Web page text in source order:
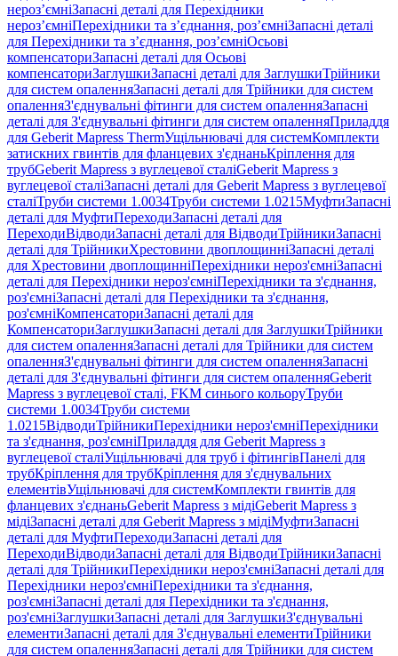
нероз’ємніЗапасні деталі для Перехідники
нероз’ємніПерехідники та з’єднання, роз’ємніЗапасні деталі
для Перехідники та з’єднання, роз’ємніОсьові
компенсаториЗапасні деталі для Осьові
компенсаториЗаглушкиЗапасні деталі для ЗаглушкиТрійники
для систем опаленняЗапасні деталі для Трійники для систем
опаленняЗ'єднувальні фітинги для систем опаленняЗапасні
деталі для З'єднувальні фітинги для систем опаленняПриладдя
для Geberit Mapress ThermУщільнювачі для системКомплекти
затискних гвинтів для фланцевих з'єднаньКріплення для
трубGeberit Mapress з вуглецевої сталіGeberit Mapress з
вуглецевої сталіЗапасні деталі для Geberit Mapress з вуглецевої
сталіТруби системи 1.0034Труби системи 1.0215МуфтиЗапасні
деталі для МуфтиПереходиЗапасні деталі для
ПереходиВідводиЗапасні деталі для ВідводиТрійникиЗапасні
деталі для ТрійникиХрестовини двоплощинніЗапасні деталі
для Хрестовини двоплощинніПерехідники нероз'ємніЗапасні
деталі для Перехідники нероз'ємніПерехідники та з'єднання,
роз'ємніЗапасні деталі для Перехідники та з'єднання,
роз'ємніКомпенсаториЗапасні деталі для
КомпенсаториЗаглушкиЗапасні деталі для ЗаглушкиТрійники
для систем опаленняЗапасні деталі для Трійники для систем
опаленняЗ'єднувальні фітинги для систем опаленняЗапасні
деталі для З'єднувальні фітинги для систем опаленняGeberit
Mapress з вуглецевої сталі, FKM синього кольоруТруби
системи 1.0034Труби системи
1.0215ВідводиТрійникиПерехідники нероз'ємніПерехідники
та з'єднання, роз'ємніПриладдя для Geberit Mapress з
вуглецевої сталіУщільнювачі для труб і фітингівПанелі для
трубКріплення для трубКріплення для з'єднувальних
елементівУщільнювачі для системКомплекти гвинтів для
фланцевих з'єднаньGeberit Mapress з мідіGeberit Mapress з
мідіЗапасні деталі для Geberit Mapress з мідіМуфтиЗапасні
деталі для МуфтиПереходиЗапасні деталі для
ПереходиВідводиЗапасні деталі для ВідводиТрійникиЗапасні
деталі для ТрійникиПерехідники нероз'ємніЗапасні деталі для
Перехідники нероз'ємніПерехідники та з'єднання,
роз'ємніЗапасні деталі для Перехідники та з'єднання,
роз'ємніЗаглушкиЗапасні деталі для ЗаглушкиЗ'єднувальні
елементиЗапасні деталі для З'єднувальні елементиТрійники
для систем опаленняЗапасні деталі для Трійники для систем